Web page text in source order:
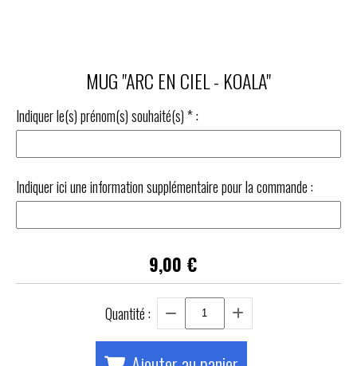
MUG "ARC EN CIEL - KOALA"
Indiquer le(s) prénom(s) souhaité(s)*:
Indiquer ici une information supplémentaire pour la commande :
9,00 €
Quantité :